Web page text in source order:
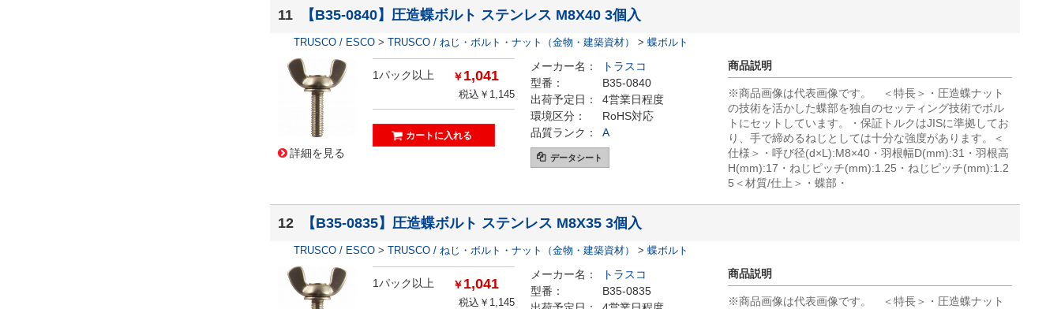
11 【B35-0840】圧造蝶ボルト ステンレス M8X40 3個入
TRUSCO / ESCO > TRUSCO / ねじ・ボルト・ナット（金物・建築資材） > 蝶ボルト
詳細を見る
1パック以上 ￥1,041
税込￥1,145
メーカー名：
トラスコ
型番：
B35-0840
出荷予定日：
4営業日程度
環境区分：
RoHS対応
品質ランク：
A
データシート
商品説明
※商品画像は代表画像です。 ＜特長＞・圧造蝶ナット
の技術を活かした蝶部を独自のセッティング技術でボル
トにセットしています。・保証トルクはJISに準拠してお
り、手で締めるねじとしては十分な強度があります。＜
仕様＞・呼び径(d×L):M8×40・羽根幅D(mm):31・羽根高
H(mm):17・ねじピッチ(mm):1.25・ねじピッチ(mm):1.2
5＜材質/仕上＞・蝶部・
12 【B35-0835】圧造蝶ボルト ステンレス M8X35 3個入
TRUSCO / ESCO > TRUSCO / ねじ・ボルト・ナット（金物・建築資材） > 蝶ボルト
1パック以上 ￥1,041
税込￥1,145
メーカー名：
トラスコ
型番：
B35-0835
商品説明
※商品画像は代表画像です。 ＜特長＞・圧造蝶ナット